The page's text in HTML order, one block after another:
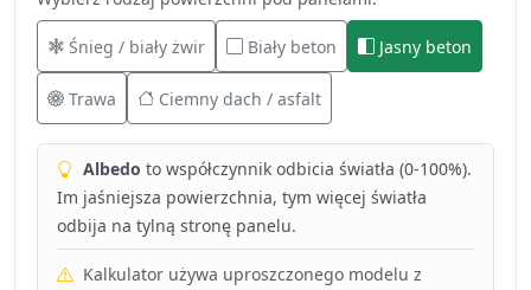
Śnieg / biały żwir Biały beton Jasny beton
Trawa Ciemny dach / asfalt
Albedo to współczynnik odbicia światła (0-100%).
Im jaśniejsza powierzchnia, tym więcej światła
odbija na tylną stronę panelu.
Kalkulator używa uproszczonego modelu z